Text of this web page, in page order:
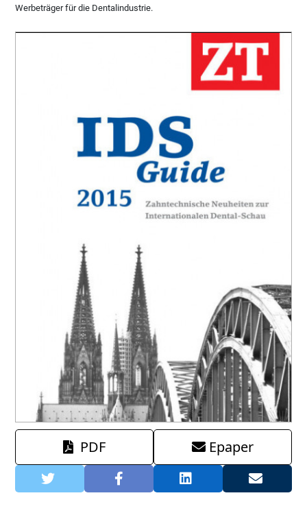
Werbeträger für die Dentalindustrie.
PDF Epaper